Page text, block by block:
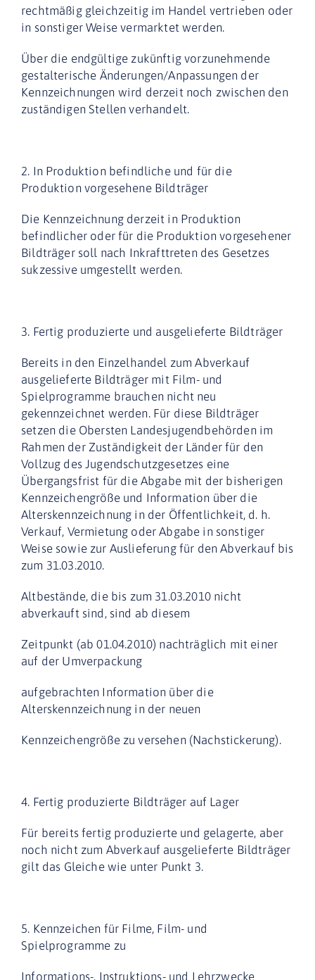
rechtmäßig gleichzeitig im Handel vertrieben oder
in sonstiger Weise vermarktet werden.
Über die endgültige zukünftig vorzunehmende
gestalterische Änderungen/Anpassungen der
Kennzeichnungen wird derzeit noch zwischen den
zuständigen Stellen verhandelt.
2. In Produktion befindliche und für die
Produktion vorgesehene Bildträger
Die Kennzeichnung derzeit in Produktion
befindlicher oder für die Produktionvorgesehener
Bildträger soll nach Inkrafttreten des Gesetzes
sukzessive umgestellt werden.
3. Fertig produzierte und ausgelieferte Bildträger
Bereits in den Einzelhandel zum Abverkauf
ausgelieferte Bildträger mit Film- und
Spielprogramme brauchen nicht neu
gekennzeichnet werden. Für diese Bildträger
setzen die Obersten Landesjugendbehörden im
Rahmen der Zuständigkeit der Länder für den
Vollzug des Jugendschutzgesetzes eine
Übergangsfrist für die Abgabe mit der bisherigen
Kennzeichengröße und Information über die
Alterskennzeichnung in der Öffentlichkeit, d. h.
Verkauf, Vermietung oder Abgabe in sonstiger
Weise sowie zur Auslieferung für den Abverkauf bis
zum 31.03.2010.
Altbestände, die bis zum 31.03.2010 nicht
abverkauft sind, sind ab diesem
Zeitpunkt (ab 01.04.2010) nachträglich mit einer
auf der Umverpackung
aufgebrachten Information über die
Alterskennzeichnung in der neuen
Kennzeichengröße zu versehen (Nachstickerung).
4. Fertig produzierte Bildträger auf Lager
Für bereits fertig produzierte und gelagerte, aber
noch nicht zum Abverkauf ausgelieferte Bildträger
gilt das Gleiche wie unter Punkt 3.
5. Kennzeichen für Filme, Film- und
Spielprogramme zu
Informations-, Instruktions- und Lehrzwecke